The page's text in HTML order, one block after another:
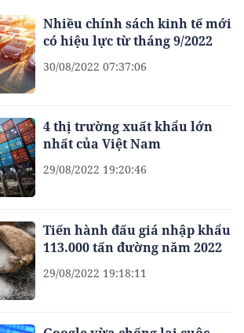
Nhiều chính sách kinh tế mới
có hiệu lực từ tháng 9/2022
30/08/2022 07:37:06
4 thị trường xuất khẩu lớn
nhất của Việt Nam
29/08/2022 19:20:46
Tiến hành đấu giá nhập khẩu
113.000 tấn đường năm 2022
29/08/2022 19:18:11